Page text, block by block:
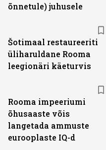
õnnetule) juhusele
Šotimaal restaureeriti
üliharuldane Rooma
leegionäri käeturvis
Rooma impeeriumi
õhusaaste võis
langetada ammuste
eurooplaste IQ-d